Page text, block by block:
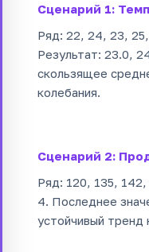
Сценарий 1:
Ряд: 22, 24, 23,
Результат: 23.0,
скользящее
колебания.
Сценарий 2:
Ряд: 120, 135,
4. Последнее
устойчивый тренд